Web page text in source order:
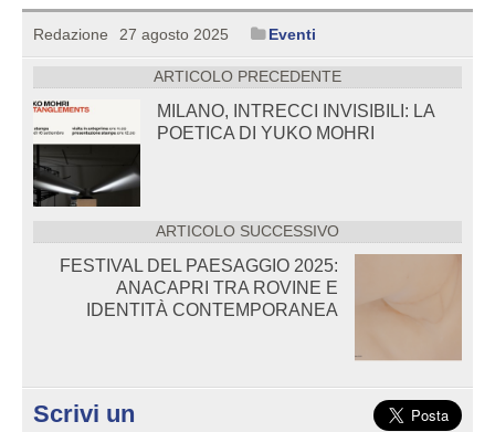
Redazione 27 agosto 2025 Eventi
ARTICOLO PRECEDENTE
MILANO, INTRECCI INVISIBILI: LA
POETICA DI YUKO MOHRI
ARTICOLO SUCCESSIVO
FESTIVAL DEL PAESAGGIO 2025:
ANACAPRI TRA ROVINE E
IDENTITÀ CONTEMPORANEA
Scrivi un